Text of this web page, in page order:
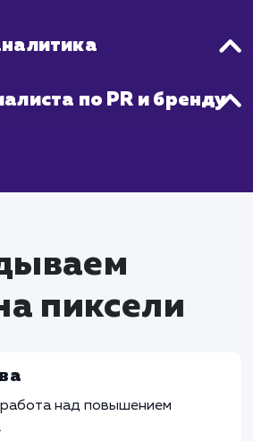
в стоимость
оптимизацией сайта для
и исследование
построением внешних ссылок